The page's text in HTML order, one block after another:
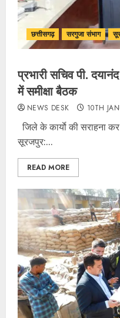
छत्तीसगढ़ सरगुजा संभाग
प्रभारी सचिव पी.
में समीक्षा बैठक
NEWS DESK 10TH
जिले के कार्याे की सराहना
सूरजपुर:...
READ MORE